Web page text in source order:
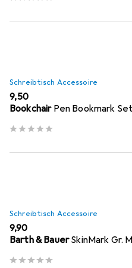
Schreibtisch Accessoire
EUR
9,50
Bookchair Pen Bookmark
Schreibtisch Accessoire
EUR
9,90
Barth & BauerSkinMark Gr.